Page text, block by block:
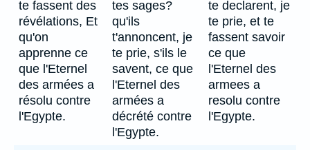
te fassent des
révélations, Et
qu'on
apprenne ce
que l'Eternel
des armées a
résolu contre
l'Egypte.
tes sages?
qu'ils
t'annoncent, je
te prie, s'ils le
savent, ce que
l'Eternel des
armées a
décrété contre
l'Egypte.
te declarent, je
te prie, et te
fassent savoir
ce que
l'Eternel des
armees a
resolu contre
l'Egypte.